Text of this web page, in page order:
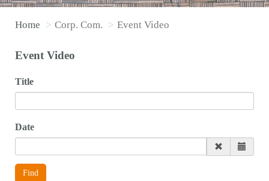
Home Corp. Com. Event Video
Event Video
Title
Date
Find